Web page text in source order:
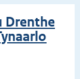
Drenthe